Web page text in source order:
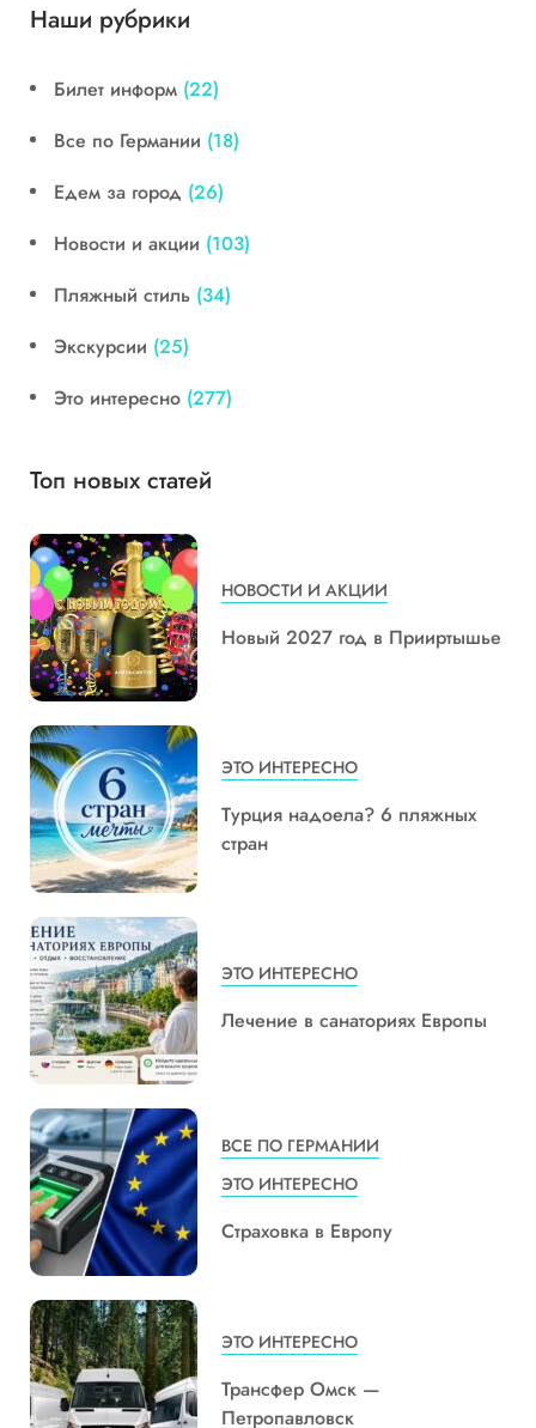
Наши рубрики
Билет информ (22)
Все по Германии (18)
Едем за город (26)
Новости и акции (103)
Пляжный стиль (34)
Экскурсии (25)
Это интересно (277)
Топ новых статей
НОВОСТИ И АКЦИИ
Новый 2027 год в Прииртышье
ЭТО ИНТЕРЕСНО
Турция надоела? 6 пляжных
стран
ЭТО ИНТЕРЕСНО
Лечение в санаториях Европы
ВСЕ ПО ГЕРМАНИИ
ЭТО ИНТЕРЕСНО
Страховка в Европу
ЭТО ИНТЕРЕСНО
Трансфер Омск —
Петропавловск